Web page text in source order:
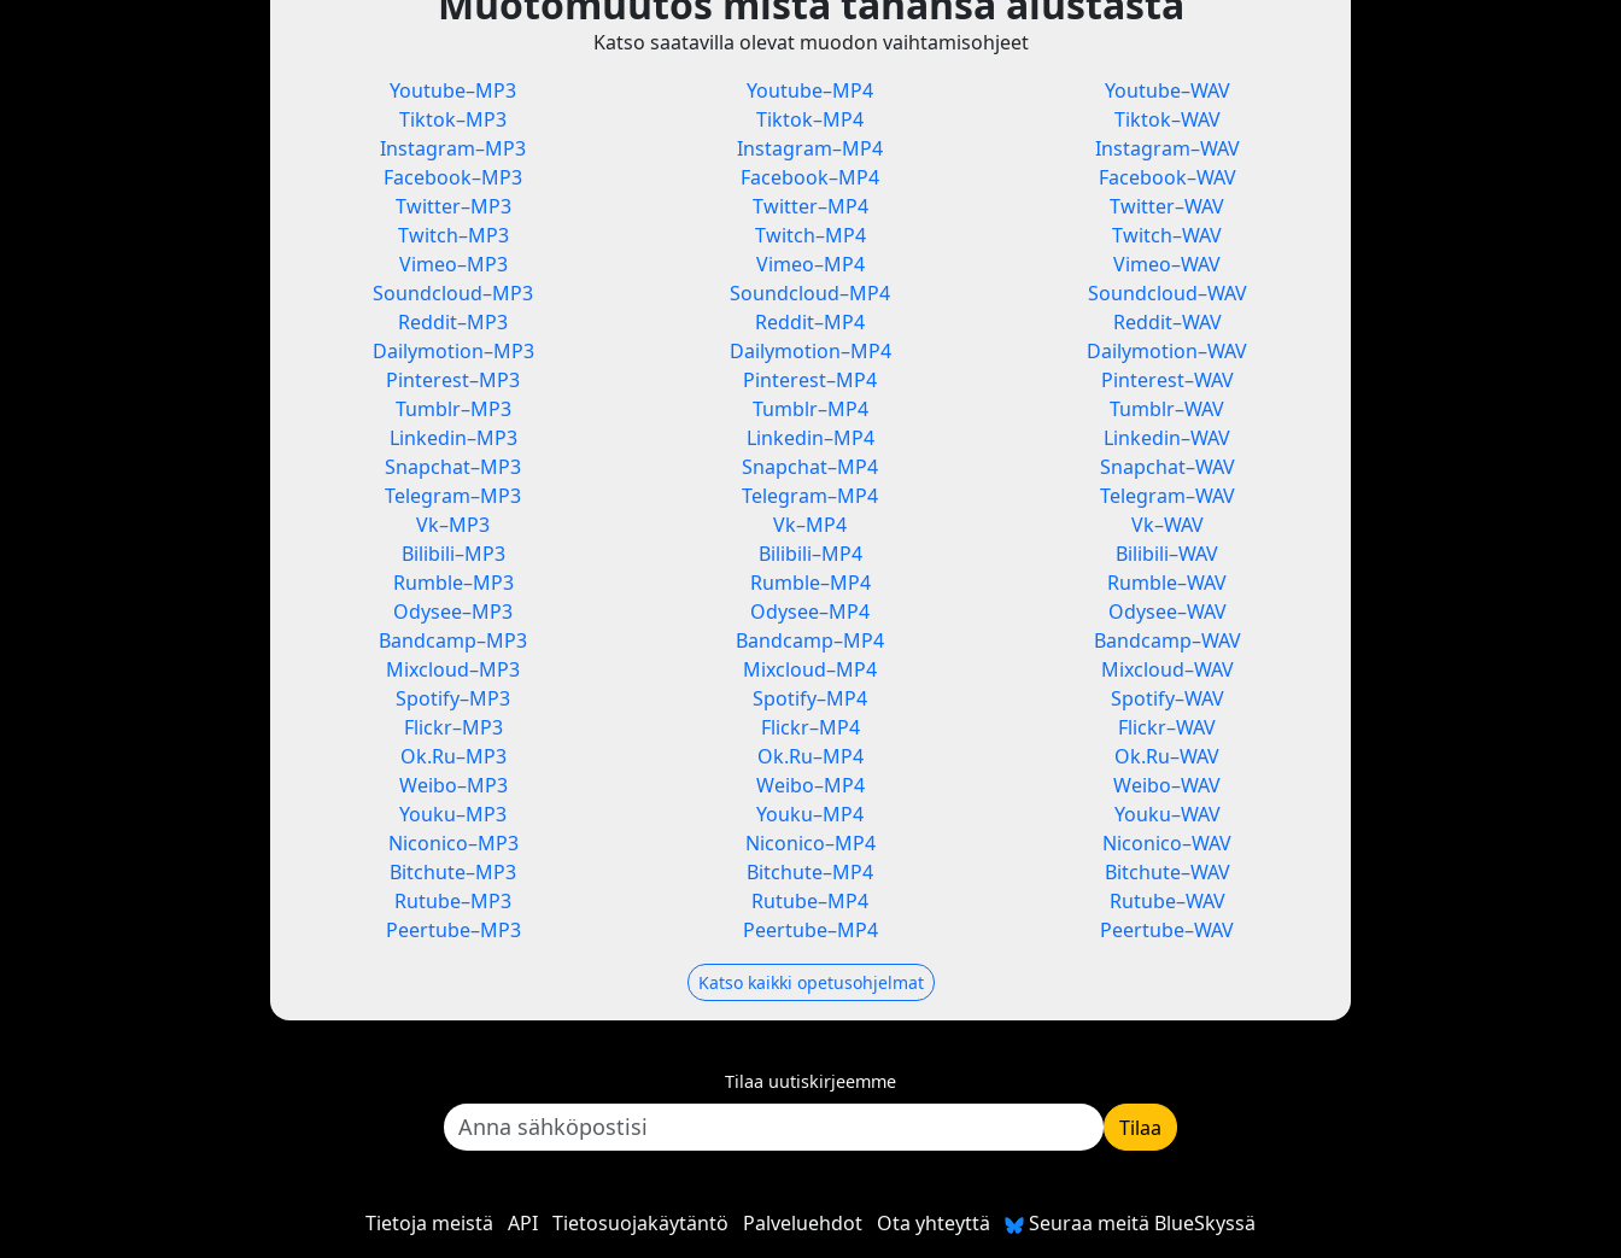
Katso saatavilla olevat muodon vaihtamisohjeet
Youtube–MP3
Tiktok–MP3
Instagram–MP3
Facebook–MP3
Twitter–MP3
Twitch–MP3
Vimeo–MP3
Soundcloud–MP3
Reddit–MP3
Dailymotion–MP3
Pinterest–MP3
Tumblr–MP3
Linkedin–MP3
Snapchat–MP3
Telegram–MP3
Vk–MP3
Bilibili–MP3
Rumble–MP3
Odysee–MP3
Bandcamp–MP3
Mixcloud–MP3
Spotify–MP3
Flickr–MP3
Ok.Ru–MP3
Weibo–MP3
Youku–MP3
Niconico–MP3
Bitchute–MP3
Rutube–MP3
Peertube–MP3
Youtube–MP4
Tiktok–MP4
Instagram–MP4
Facebook–MP4
Twitter–MP4
Twitch–MP4
Vimeo–MP4
Soundcloud–MP4
Reddit–MP4
Dailymotion–MP4
Pinterest–MP4
Tumblr–MP4
Linkedin–MP4
Snapchat–MP4
Telegram–MP4
Vk–MP4
Bilibili–MP4
Rumble–MP4
Odysee–MP4
Bandcamp–MP4
Mixcloud–MP4
Spotify–MP4
Flickr–MP4
Ok.Ru–MP4
Weibo–MP4
Youku–MP4
Niconico–MP4
Bitchute–MP4
Rutube–MP4
Peertube–MP4
Youtube–WAV
Tiktok–WAV
Instagram–WAV
Facebook–WAV
Twitter–WAV
Twitch–WAV
Vimeo–WAV
Soundcloud–WAV
Reddit–WAV
Dailymotion–WAV
Pinterest–WAV
Tumblr–WAV
Linkedin–WAV
Snapchat–WAV
Telegram–WAV
Vk–WAV
Bilibili–WAV
Rumble–WAV
Odysee–WAV
Bandcamp–WAV
Mixcloud–WAV
Spotify–WAV
Flickr–WAV
Ok.Ru–WAV
Weibo–WAV
Youku–WAV
Niconico–WAV
Bitchute–WAV
Rutube–WAV
Peertube–WAV
Katso kaikki opetusohjelmat
Tilaa uutiskirjeemme
Tilaa
Tietoja meistä API Tietosuojakäytäntö Palveluehdot Ota yhteyttä Seuraa meitä BlueSkyssä